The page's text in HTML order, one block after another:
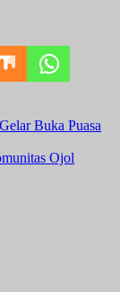
Buka Puasa
Ojol